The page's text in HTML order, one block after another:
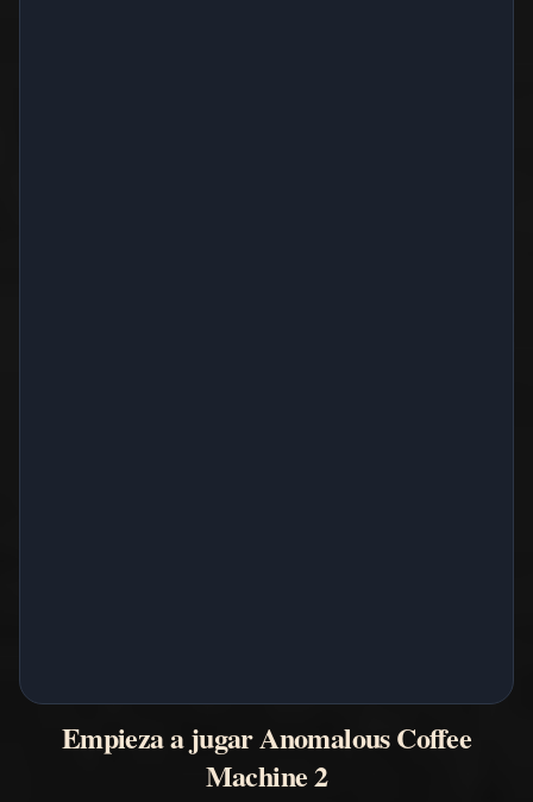
Empieza a jugar Anomalous Coffee
Machine 2